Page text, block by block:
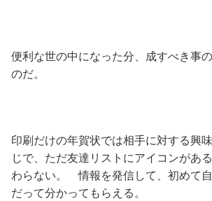
便利な世の中になった分、成すべき事
のだ。
印刷だけの年賀状では相手に対する興
じで、ただ友達リストにアイコンがあ
わらない。 情報を発信して、初めて
だって分かってもらえる。